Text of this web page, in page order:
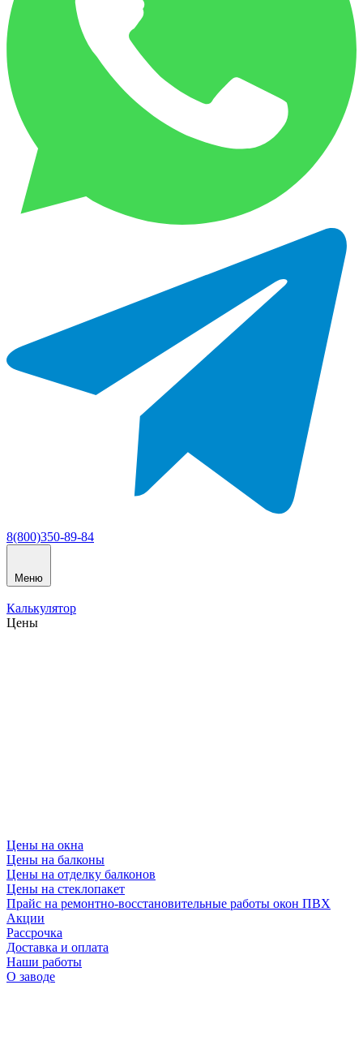
8(800)350-89-84
Меню
Калькулятор
Цены
Цены на окна
Цены на балконы
Цены на отделку балконов
Цены на стеклопакет
Прайс на ремонтно-восстановительные работы окон ПВХ
Акции
Рассрочка
Доставка и оплата
Наши работы
О заводе